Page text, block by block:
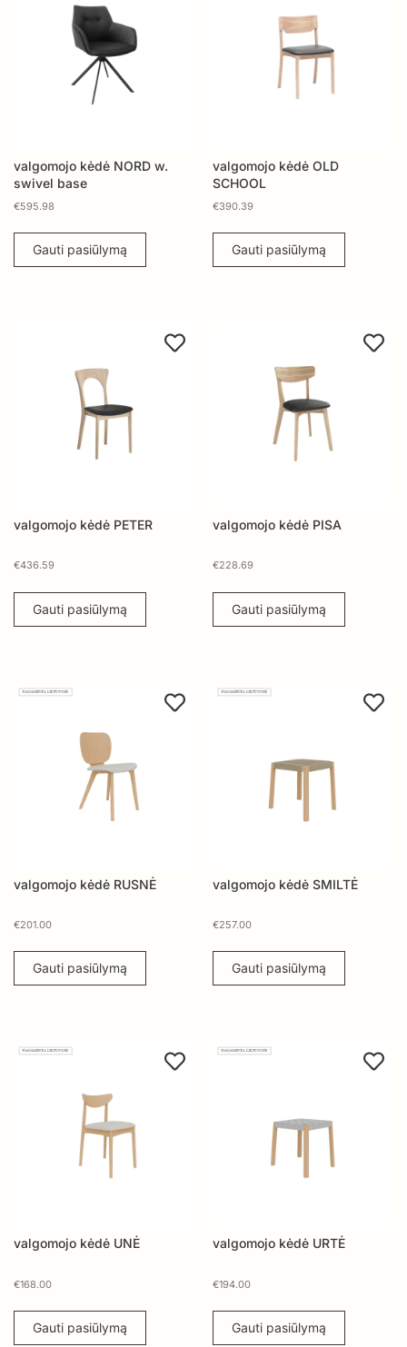
valgomojo kėdė NORD w.
swivel base
€595.98
Gauti pasiūlymą
valgomojo kėdė OLD
SCHOOL
€390.39
Gauti pasiūlymą
valgomojo kėdė PETER
€436.59
Gauti pasiūlymą
valgomojo kėdė PISA
€228.69
Gauti pasiūlymą
valgomojo kėdė RUSNĖ
€201.00
Gauti pasiūlymą
valgomojo kėdė SMILTĖ
€257.00
Gauti pasiūlymą
valgomojo kėdė UNĖ
€168.00
Gauti pasiūlymą
valgomojo kėdė URTĖ
€194.00
Gauti pasiūlymą